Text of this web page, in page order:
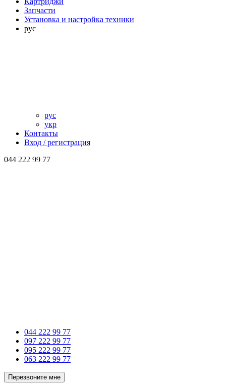
Запчасти
Установка и настройка техники
рус
рус
укр
Контакты
Вход / регистрация
044 222 99 77
044 222 99 77
097 222 99 77
095 222 99 77
063 222 99 77
Перезвоните мне